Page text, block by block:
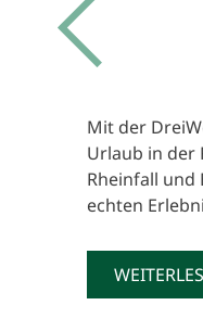
Mit der
Urlaub in der
Rheinfall und
echten